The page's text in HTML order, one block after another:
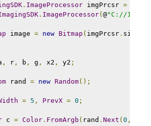
. ImageProcessor imgPrcsr =
. ImageProcessor( @"C://1.bmp"
image = new Bitmap ( imgPrcsr .
, r , b , g , x2 , y2 ;
rand = new Random();
= 5 , PrevX = 0 ;
c = Color . FromArgb ( rand . Next ( 0 ,